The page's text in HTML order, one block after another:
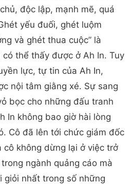
độc lập, mạnh mẽ, quá
yếu đuối, ghét luộm
và ghét thua cuộc” là
thể thấy được ở Ah In. Tuy
lực, tự tin của Ah In,
nội tâm giằng xé. Sự sang
bọc cho những đấu tranh
In không bao giờ hài lòng
Cô đã lên tới chức giám đốc
cô không dừng lại ở việc trở
ngành quảng cáo mà
giỏi nhất trong số những